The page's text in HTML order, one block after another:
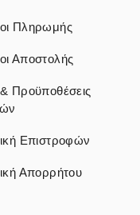
Πληρωμής
Αποστολής
Προϋποθέσεις
Επιστροφών
Απορρήτου